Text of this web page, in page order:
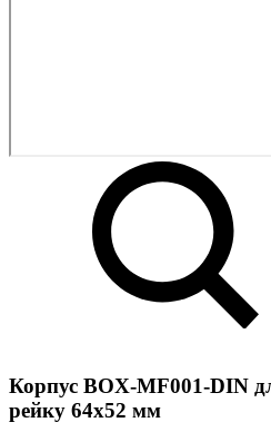
Корпус BOX-MF001-DIN
рейку 64х52 мм